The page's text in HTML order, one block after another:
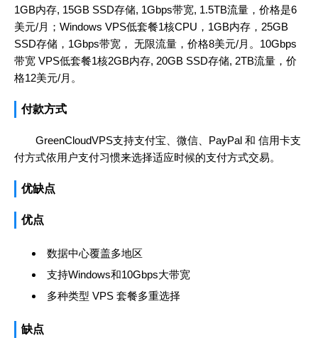
1GB内存, 15GB SSD存储, 1Gbps带宽, 1.5TB流量，价格是6
美元/月；Windows VPS低套餐1核CPU，1GB内存，25GB
SSD存储，1Gbps带宽， 无限流量，价格8美元/月。10Gbps
带宽 VPS低套餐1核2GB内存, 20GB SSD存储, 2TB流量，价
格12美元/月。
付款方式
GreenCloudVPS支持支付宝、微信、PayPal 和 信用卡支
付方式依用户支付习惯来选择适应时候的支付方式交易。
优缺点
优点
数据中心覆盖多地区
支持Windows和10Gbps大带宽
多种类型 VPS 套餐多重选择
缺点